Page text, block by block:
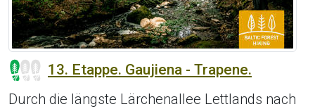
13. Etappe. Gaujiena - Trapene.
Durch die längste Lärchenallee Lettlands nach